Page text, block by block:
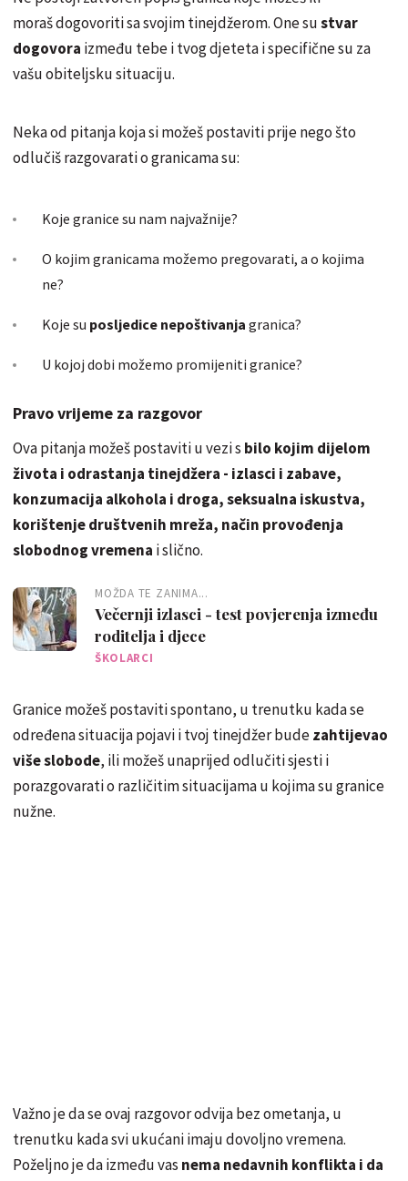
moraš dogovoriti sa svojim tinejdžerom. One sustvar
dogovora između tebe i tvog djeteta i specifične su za
vašu obiteljsku situaciju.
Neka od pitanja koja si možeš postaviti prije nego što
odlučiš razgovarati o granicama su:
Koje granice su nam najvažnije?
O kojim granicama možemo pregovarati, a o kojima
ne?
Koje su posljedice nepoštivanja granica?
U kojoj dobi možemo promijeniti granice?
Pravo vrijeme za razgovor
Ova pitanja možeš postaviti u vezi s bilo kojim dijelom
života i odrastanja tinejdžera - izlasci i zabave,
konzumacija alkohola i droga, seksualna iskustva,
korištenje društvenih mreža, način provođenja
slobodnog vremena i slično.
MOŽDA TE ZANIMA...
Večernji izlasci - test povjerenja između
roditelja i djece
ŠKOLARCI
Granice možeš postaviti spontano, u trenutku kada se
određena situacija pojavi i tvoj tinejdžer budezahtijevao
više slobode, ili možeš unaprijed odlučiti sjesti i
porazgovarati o različitim situacijama u kojima su granice
nužne.
Važno je da se ovaj razgovor odvija bez ometanja, u
trenutku kada svi ukućani imaju dovoljno vremena.
Poželjno je da između vas nema nedavnih konflikta i da